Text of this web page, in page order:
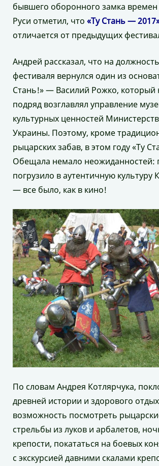
бывшего оборонного замка времен
Руси отметил, что «Ту Стань —
отличается от предыдущих
Андрей рассказал, что на
фестиваля вернулся один из
Стань!» — Василий Рожко, который
подряд возглавлял управление
культурных ценностей
Украины. Поэтому, кроме
рыцарских забав, в этом году «Ту
Обещала немало неожиданностей:
погрузило в аутентичную культуру
— все было, как в кино!
По словам Андрея Котлярчука,
древней истории и здорового
возможность посмотреть
стрельбы из луков и арбалетов,
крепости, покататься на боевых
с экскурсией давними скалами